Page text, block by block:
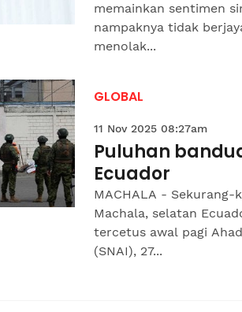
memainkan sentimen
nampaknya tidak
menolak...
GLOBAL
11 Nov 2025 08:27am
Puluhan
Ecuador
MACHALA - Sekurang-
Machala, selatan
tercetus awal pagi
(SNAI), 27...